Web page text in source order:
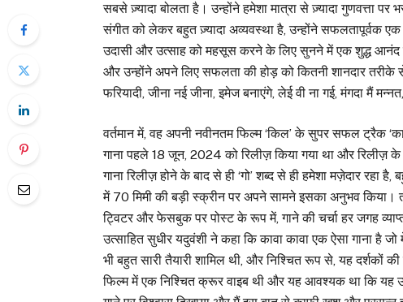
सबसे ज़्यादा बोलता है। उन्होंने हमेशा मात्रा से ज़्यादा गुणवत्ता
संगीत को लेकर बहुत ज़्यादा अव्यवस्था है, उन्होंने सफलतापूर्वक
उदासी और उत्साह को महसूस करने के लिए सुनने में एक शुद्ध आनंद
और उन्होंने अपने लिए सफलता की होड़ को कितनी शानदार
फरियादी, जीना नई जीना, इमेज बनाएंगे, लेई वी ना गई, मंगदा मैं
वर्तमान में, वह अपनी नवीनतम फिल्म ‘किल’ के सुपर सफल ट्रैक
गाना पहले 18 जून, 2024 को रिलीज़ किया गया था और रिलीज़
गाना रिलीज़ होने के बाद से ही ‘गो’ शब्द से ही हमेशा मज़ेदार रहा
में 70 मिमी की बड़ी स्क्रीन पर अपने सामने इसका अनुभव किया।
ट्विटर और फेसबुक पर पोस्ट के रूप में, गाने की चर्चा हर जगह
उत्साहित सुधीर यदुवंशी ने कहा कि कावा कावा एक ऐसा गाना है
भी बहुत सारी तैयारी शामिल थी, और निश्चित रूप से, यह
फिल्म में एक निश्चित क्रूर वाइब थी और यह आवश्यक था कि यह